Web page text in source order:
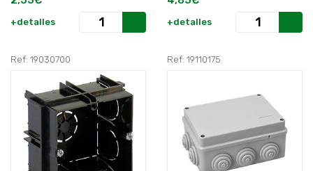
+detalles +detalles
Ref: 19030700 Ref: 19110175